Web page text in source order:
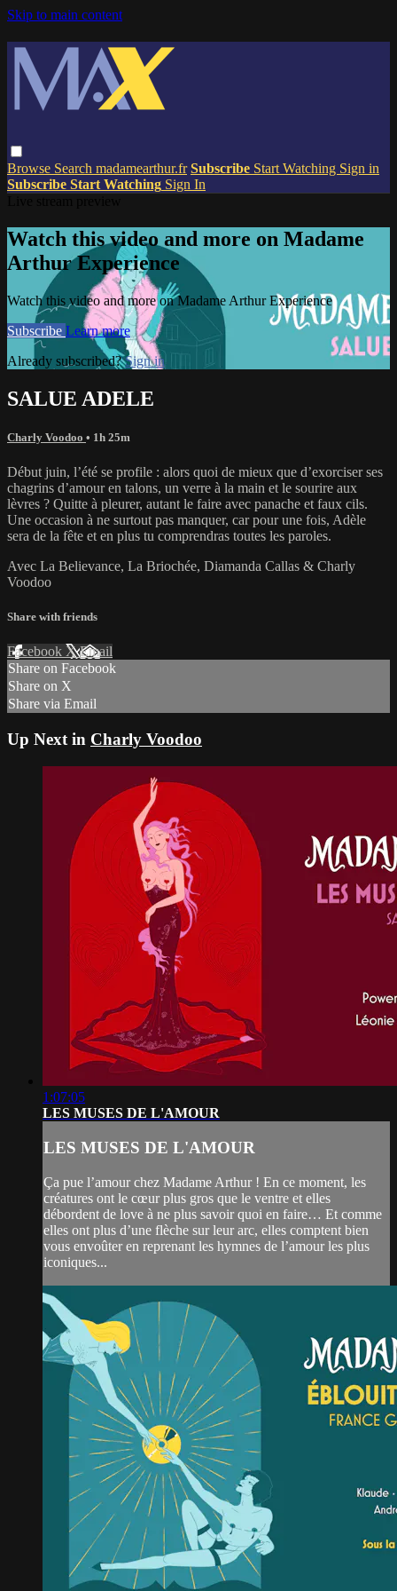
Skip to main content
Browse Search madamearthur.fr Subscribe Start Watching Sign in
Subscribe Start Watching Sign In
Watch this video and more on Madame
Arthur Experience
Watch this video and more on Madame Arthur Experience
Subscribe Learn more
Already subscribed?Sign in
SALUE ADELE
Charly Voodoo • 1h 25m
Début juin, l’été se profile : alors quoi de mieux que d’exorciser ses
chagrins d’amour en talons, un verre à la main et le sourire aux
lèvres ? Quitte à pleurer, autant le faire avec panache et faux cils.
Une occasion à ne surtout pas manquer, car pour une fois, Adèle
sera de la fête et en plus tu comprendras toutes les paroles.
Avec La Believance, La Briochée, Diamanda Callas & Charly
Voodoo
Share with friends
Facebook XEmail
Share on Facebook
Share on X
Share via Email
Up Next in Charly Voodoo
1:07:05
LES MUSES DE L'AMOUR
LES MUSES DE L'AMOUR
Ça pue l’amour chez Madame Arthur ! En ce moment, les
créatures ont le cœur plus gros que le ventre et elles
débordent de love à ne plus savoir quoi en faire… Et comme
elles ont plus d’une flèche sur leur arc, elles comptent bien
vous envoûter en reprenant les hymnes de l’amour les plus
iconiques...